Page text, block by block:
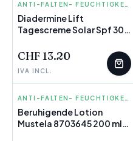
DIADERMINE ANTI-FALTEN- FEUCHTIGKEITS CREMES
Diadermine Lift
Tagescreme Solar Spf 30
CHF 13.20
IVA INCL.
MUSTELA ANTI-FALTEN- FEUCHTIGKEITS CREMES
Beruhigende Lotion
Mustela 8703645 200 ml